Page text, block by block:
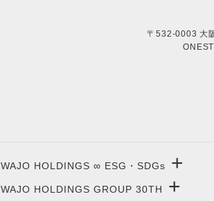
〒532-0003 大
WAJO HOLDINGS ∞ ESG・SDGs +
新サービスサイト
WAJO HOLDINGS GROUP 30TH +